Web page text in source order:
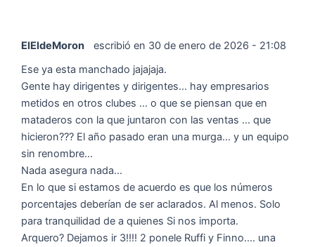
ElEldeMoron escribió en 30 de enero de 2026 - 21:08
Ese ya esta manchado jajajaja.
Gente hay dirigentes y dirigentes... hay empresarios
metidos en otros clubes ... o que se piensan que en
mataderos con la que juntaron con las ventas ... que
hicieron??? El año pasado eran una murga... y un equipo
sin renombre...
Nada asegura nada...
En lo que si estamos de acuerdo es que los números
porcentajes deberían de ser aclarados. Al menos. Solo
para tranquilidad de a quienes Si nos importa.
Arquero? Dejamos ir 3!!!! 2 ponele Ruffi y Finno.... una